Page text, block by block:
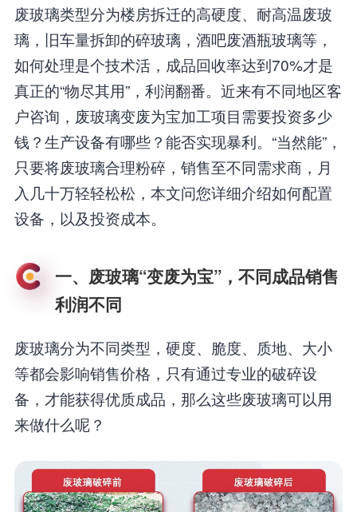
废玻璃类型分为楼房拆迁的高硬度、耐高温废玻
璃，旧车量拆卸的碎玻璃，酒吧废酒瓶玻璃等，
如何处理是个技术活，成品回收率达到70%才是
真正的“物尽其用”，利润翻番。近来有不同地区客
户咨询，废玻璃变废为宝加工项目需要投资多少
钱？生产设备有哪些？能否实现暴利。“当然能”，
只要将废玻璃合理粉碎，销售至不同需求商，月
入几十万轻轻松松，本文问您详细介绍如何配置
设备，以及投资成本。
一、废玻璃“变废为宝”，不同成品销售
利润不同
废玻璃分为不同类型，硬度、脆度、质地、大小
等都会影响销售价格，只有通过专业的破碎设
备，才能获得优质成品，那么这些废玻璃可以用
来做什么呢？